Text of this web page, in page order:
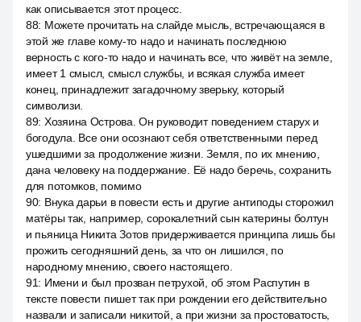
как описывается этот процесс.
88: Можете прочитать на слайде мысль, встречающаяся в
этой же главе кому-то надо и начинать последнюю
верность с кого-то надо и начинать все, что живёт на земле,
имеет 1 смысл, смысл службы, и всякая служба имеет
конец, принадлежит загадочному зверьку, который
символизи.
89: Хозяина Острова. Он руководит поведением старух и
богодула. Все они осознают себя ответственными перед
ушедшими за продолжение жизни. Земля, по их мнению,
дана человеку на поддержание. Её надо беречь, сохранить
для потомков, помимо
90: Внука дарьи в повести есть и другие антиподы сторожил
матёры так, например, сорокалетний сын катерины болтун
и пьяница Никита Зотов придерживается принципа лишь бы
прожить сегодняшний день, за что он лишился, по
народному мнению, своего настоящего.
91: Имени и был прозван петрухой, об этом Распутин в
тексте повести пишет так при рождении его действительно
назвали и записали никитой, а при жизни за простоватость,